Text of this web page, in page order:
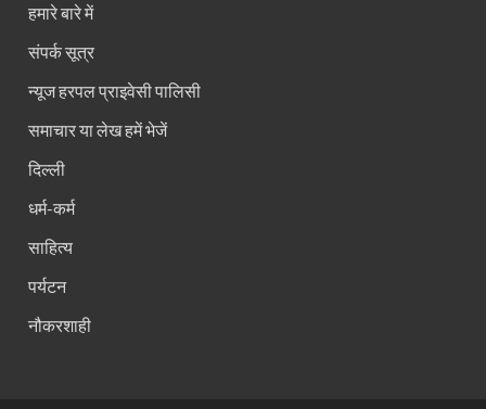
हमारे बारे में
संपर्क सूत्र
न्यूज हरपल प्राइवेसी पालिसी
समाचार या लेख हमें भेजें
दिल्ली
धर्म-कर्म
साहित्य
पर्यटन
नौकरशाही